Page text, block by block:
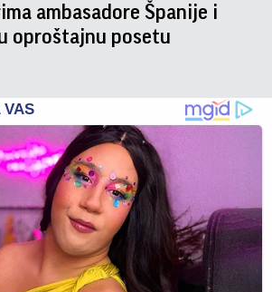
ambasadore Španije i
oproštajnu posetu